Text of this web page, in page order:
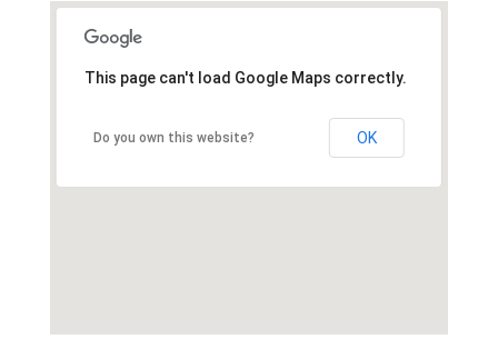
This page can't load Google Maps correctly.
Do you own this website? OK